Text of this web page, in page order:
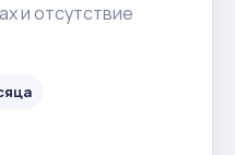
и отсутствие